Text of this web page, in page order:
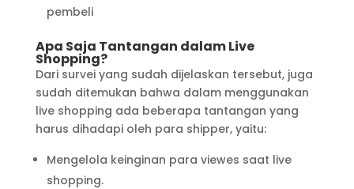
pembeli
Apa Saja Tantangan dalam Live
Shopping?
Dari survei yang sudah dijelaskan tersebut, juga
sudah ditemukan bahwa dalam menggunakan
live shopping ada beberapa tantangan yang
harus dihadapi oleh para shipper, yaitu:
Mengelola keinginan para viewes saat live
shopping.